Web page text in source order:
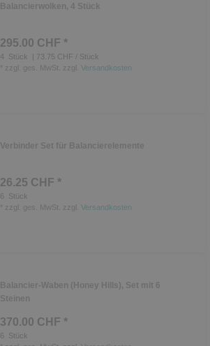
Balancierwolken, 4 Stück
295.00 CHF *
4 Stück
| 73.75 CHF / Stück
zzgl. ges. MwSt. zzgl. Versandkosten
Verbinder Set für Balancierelemente
26.25 CHF *
6
Stück
zzgl. ges. MwSt. zzgl. Versandkosten
Balancier-Waben (Honey Hills), Set mit 6
Steinen
370.00 CHF *
6
Stück